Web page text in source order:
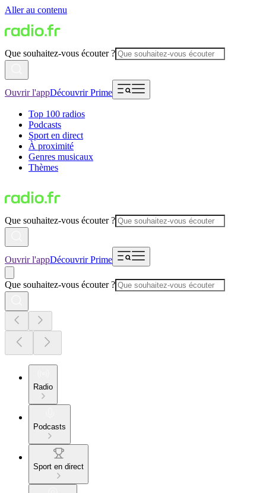
Aller au contenu
Que souhaitez-vous écouter ?
Ouvrir l'appDécouvrir Prime
Top 100 radios
Podcasts
Sport en direct
À proximité
Genres musicaux
Thèmes
Que souhaitez-vous écouter ?
Ouvrir l'appDécouvrir Prime
Que souhaitez-vous écouter ?
Radio
Podcasts
Sport en direct